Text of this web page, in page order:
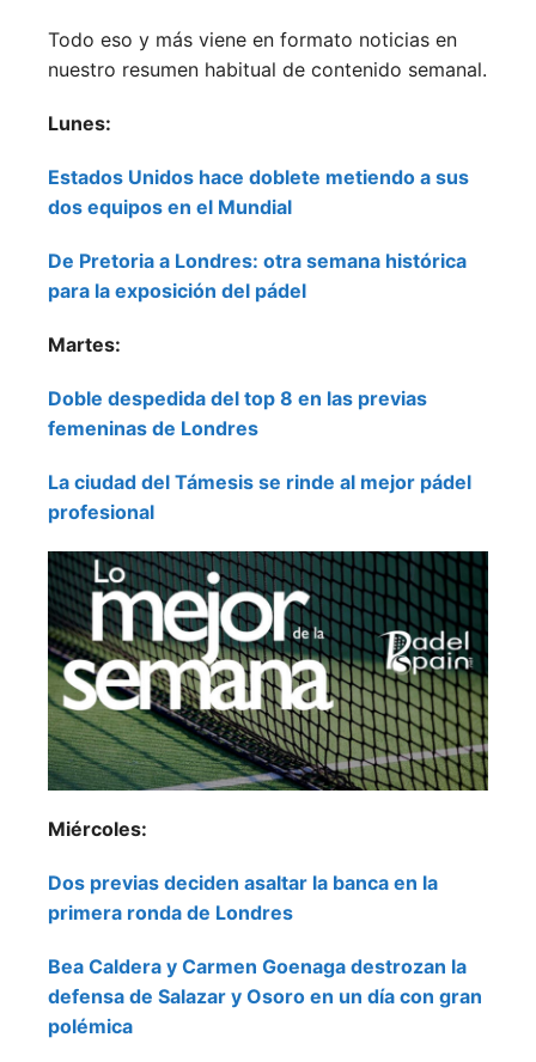
Todo eso y más viene en formato noticias en
nuestro resumen habitual de contenido semanal.
Lunes:
Estados Unidos hace doblete metiendo a sus
dos equipos en el Mundial
De Pretoria a Londres: otra semana histórica
para la exposición del pádel
Martes:
Doble despedida del top 8 en las previas
femeninas de Londres
La ciudad del Támesis se rinde al mejor pádel
profesional
Miércoles:
Dos previas deciden asaltar la banca en la
primera ronda de Londres
Bea Caldera y Carmen Goenaga destrozan la
defensa de Salazar y Osoro en un día con gran
polémica